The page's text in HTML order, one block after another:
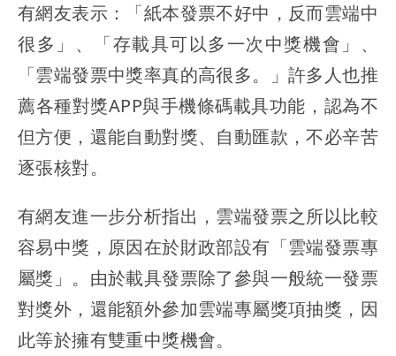
有網友表示：「紙本發票不好中，反而雲端中
很多」、「存載具可以多一次中獎機會」、
「雲端發票中獎率真的高很多。」許多人也推
薦各種對獎APP與手機條碼載具功能，認為不
但方便，還能自動對獎、自動匯款，不必辛苦
逐張核對。
有網友進一步分析指出，雲端發票之所以比較
容易中獎，原因在於財政部設有「雲端發票專
屬獎」。由於載具發票除了參與一般統一發票
對獎外，還能額外參加雲端專屬獎項抽獎，因
此等於擁有雙重中獎機會。